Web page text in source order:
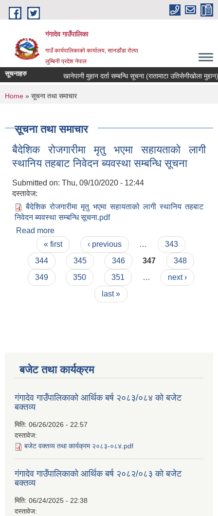
Skip to main content
गंगादेव गाउँपालिका
गाउँ कार्यपालिकाको कार्यालय, सानडाँडा रोल्पा
लुम्बिनी प्रदेश नेपाल
सूचनाहरु खानेपानी मुहान दर्ता सम्बन्धि सूचना (रातामाटा उतिसेनीखोला मुहान)
You are here
Home » सूचना तथा समाचार
सूचना तथा समाचार
बैदेशिक रोजगारीमा मृतु भएमा सहायताको लागी
स्थानिय तहबाट निवेदन ब्यवस्था सम्बन्धि सूचना
Submitted on: Thu, 09/10/2020 - 12:44
दस्तावेज:
बैदेशिक रोजगारीमा मृतु भएमा सहायताको लागी स्थानिय तहबाट
निवेदन ब्यवस्था सम्बन्धि सूचना.pdf
Read more
स्थानिय तहबाट निवेदन ब्यवस्था सम्बन्धि सूचना
Pages« first ‹ previous …
343
344
345 346 347
348
349
350 351 …
next ›
last »
बजेट तथा कार्यक्रम
गंगादेव गाउँपालिकाको आर्थिक बर्ष २०८३/०८४ को बजेट
बक्तव्य
मिति: 06/26/2026 - 22:57
दस्तावेज:
बजेट वक्तव्य तथा कार्यक्रम २०८३-०८४.pdf
गंगादेव गाउँपालिकाको आर्थिक बर्ष २०८२/०८३ को बजेट
बक्तव्य
मिति: 06/24/2025 - 22:38
दस्तावेज: